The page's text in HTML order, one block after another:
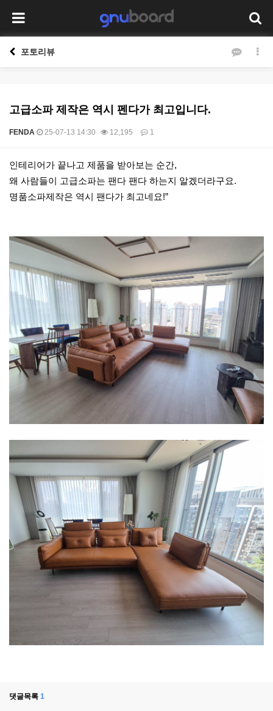
포토리뷰
고급소파 제작은 역시 펜다가 최고입니다.
FENDA 25-07-13 14:30 12,195 1
본문
인테리어가 끝나고 제품을 받아보는 순간,
왜 사람들이 고급소파는 팬다 팬다 하는지 알겠더라구요.
명품소파제작은 역시 팬다가 최고네요!”
댓글목록 1